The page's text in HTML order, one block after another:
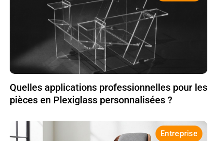
Quelles applications professionnelles pour les
pièces en Plexiglass personnalisées ?
Entreprise